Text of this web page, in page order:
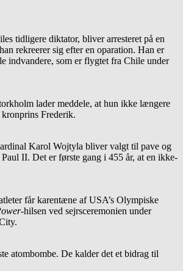
tidligere diktator, bliver arresteret på en
rekreerer sig efter en oparation. Han er
indvandere, som er flygtet fra Chile under
lader meddele, at hun ikke længere
Frederik.
Karol Wojtyla bliver valgt til pave og
Paul II. Det er første gang i 455 år, at en ikke-
får karentæne af USA’s Olympiske
-hilsen ved sejrs­ceremonien under
atombombe. De kalder det et bidrag til